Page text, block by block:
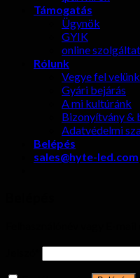
Támogatás
Ügynök
GYIK
online
Rólunk
Vegye fel
Gyári bejárás
A mi kultúránk
Bizonyítvány &
Adatvédelmi
Belépés
sales@hyte-led.com